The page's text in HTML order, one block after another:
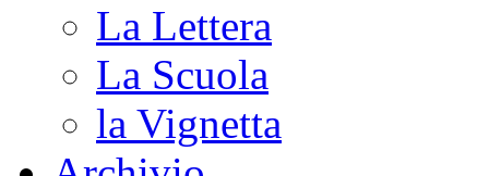
La Lettera
La Scuola
la Vignetta